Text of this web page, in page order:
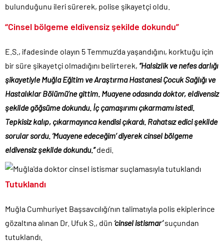
TÜİK sipariş enflasyon oranlarını açıkladı!.
18 yaş altı çocuklara müebbet hapis cezası resmen onaylandı!.
bulunduğunu ileri sürerek, polise şikayetçi oldu.
“Cinsel bölgeme eldivensiz şekilde dokundu”
E.S., ifadesinde olayın 5 Temmuz’da yaşandığını, korktuğu için
bir süre şikayetçi olmadığını belirterek, “Halsizlik ve nefes darlığı
şikayetiyle Muğla Eğitim ve Araştırma Hastanesi Çocuk Sağlığı ve
Hastalıklar Bölümü’ne gittim. Muayene odasında doktor, eldivensiz
şekilde göğsüme dokundu. İç çamaşırımı çıkarmamı istedi.
Tepkisiz kalıp, çıkarmayınca kendisi çıkardı. Rahatsız edici şekilde
sorular sordu. ‘Muayene edeceğim’ diyerek cinsel bölgeme
eldivensiz şekilde dokundu.”dedi.
Tutuklandı
Muğla Cumhuriyet Başsavcılığı’nın talimatıyla polis ekiplerince
gözaltına alınan Dr. Ufuk S., dün ‘cinsel istismar’suçundan
tutuklandı.